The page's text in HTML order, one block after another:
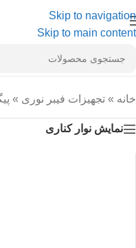
Skip to navigation
Skip to main content
خانه » تجهیزات فیبر نوری »
نمایش نوار کناری